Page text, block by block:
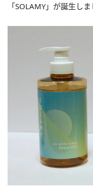
「SOLAMY」が誕生しま